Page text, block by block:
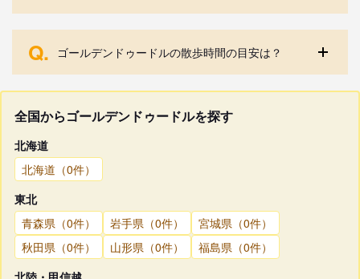
Q. ゴールデンドゥードルの散歩時間の目安は？
全国からゴールデンドゥードルを探す
北海道
北海道（0件）
東北
青森県（0件）
岩手県（0件）
宮城県（0件）
秋田県（0件）
山形県（0件）
福島県（0件）